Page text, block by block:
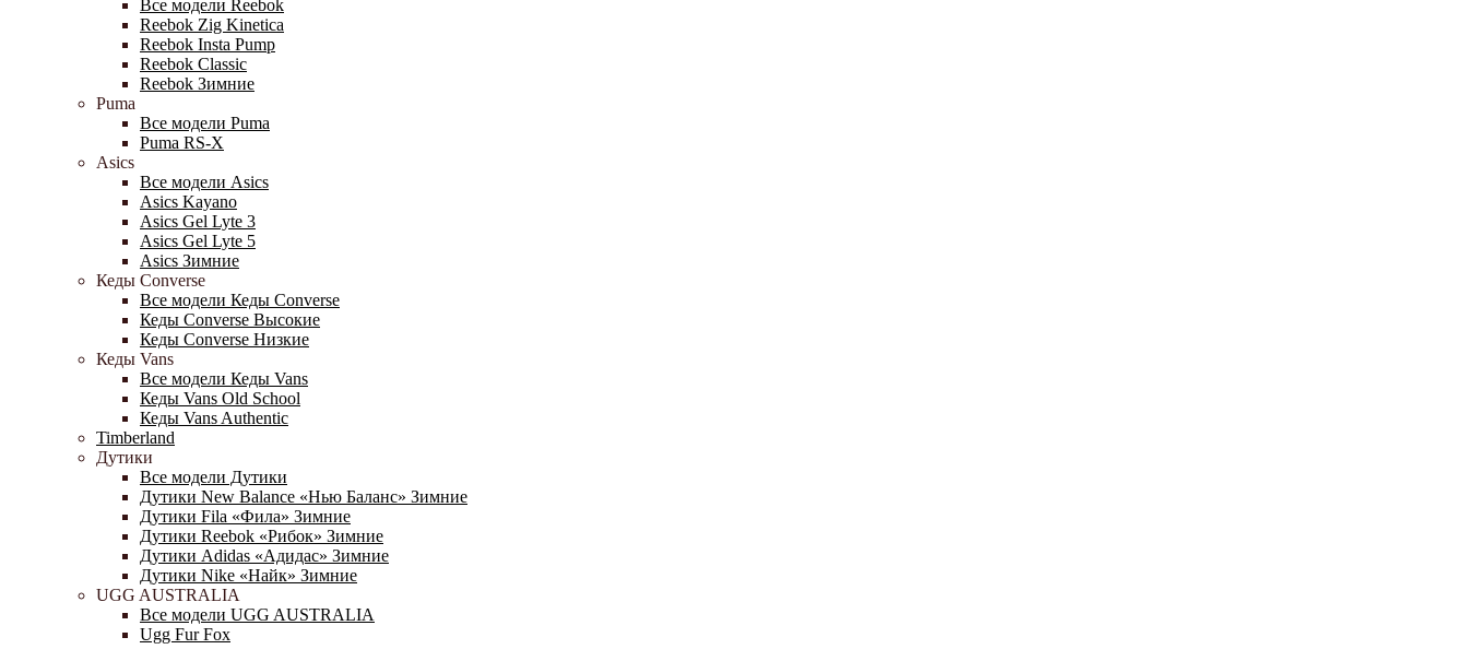
Все модели Reebok
Reebok Zig Kinetica
Reebok Insta Pump
Reebok Classic
Reebok Зимние
Puma
Все модели Puma
Puma RS-X
Asics
Все модели Asics
Asics Kayano
Asics Gel Lyte 3
Asics Gel Lyte 5
Asics Зимние
Кеды Converse
Все модели Кеды Converse
Кеды Converse Высокие
Кеды Converse Низкие
Кеды Vans
Все модели Кеды Vans
Кеды Vans Old School
Кеды Vans Authentic
Timberland
Дутики
Все модели Дутики
Дутики New Balance «Нью Баланс» Зимние
Дутики Fila «Фила» Зимние
Дутики Reebok «Рибок» Зимние
Дутики Adidas «Адидас» Зимние
Дутики Nike «Найк» Зимние
UGG AUSTRALIA
Все модели UGG AUSTRALIA
Ugg Fur Fox